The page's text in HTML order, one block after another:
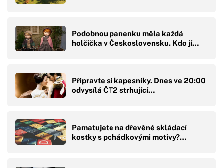
Podobnou panenku měla každá
holčička v Československu. Kdo jí…
Připravte si kapesníky. Dnes ve 20:00
odvysílá ČT2 strhující…
Pamatujete na dřevěné skládací
kostky s pohádkovými motivy?…